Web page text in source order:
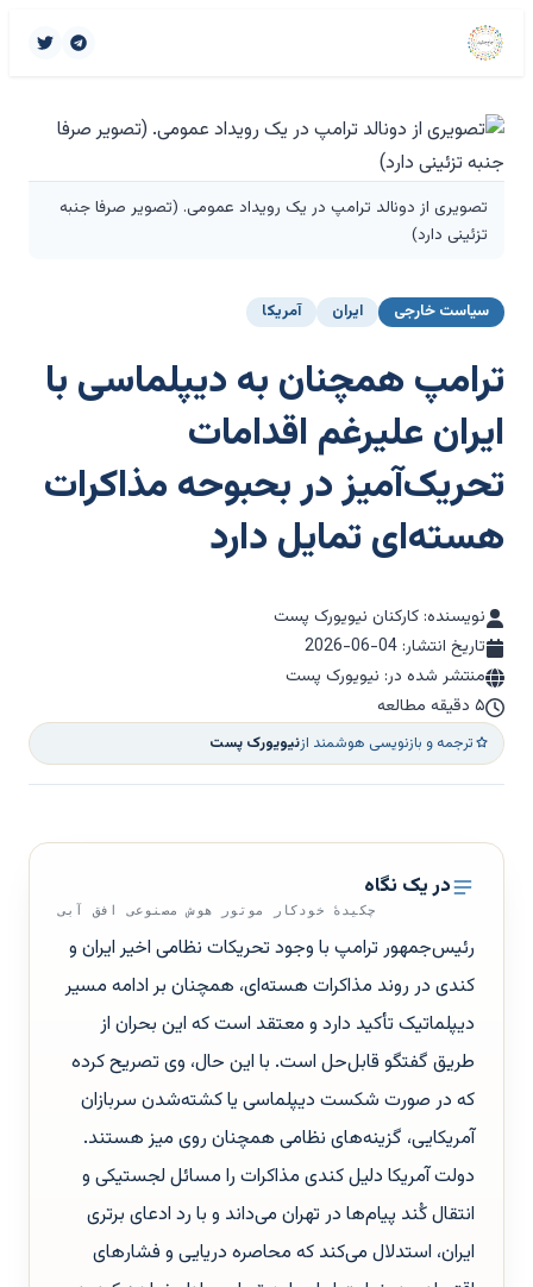
تصویری از دونالد ترامپ در یک رویداد عمومی. (تصویر صرفا جنبه
تزئینی دارد)
سیاست خارجی ایران آمریکا
ترامپ همچنان به دیپلماسی با
ایران علیرغم اقدامات
تحریک‌آمیز در بحبوحه مذاکرات
هسته‌ای تمایل دارد
نویسنده: کارکنان نیویورک پست
تاریخ انتشار: 2026-06-04
منتشر شده در: نیویورک پست
۵ دقیقه مطالعه
ترجمه و بازنویسی هوشمند ازنیویورک پست
در یک نگاه
چکیدهٔ خودکار موتور هوش مصنوعی افق آبی
رئیس‌جمهور ترامپ با وجود تحریکات نظامی اخیر ایران و
کندی در روند مذاکرات هسته‌ای، همچنان بر ادامه مسیر
دیپلماتیک تأکید دارد و معتقد است که این بحران از
طریق گفتگو قابل‌حل است. با این حال، وی تصریح کرده
که در صورت شکست دیپلماسی یا کشته‌شدن سربازان
آمریکایی، گزینه‌های نظامی همچنان روی میز هستند.
دولت آمریکا دلیل کندی مذاکرات را مسائل لجستیکی و
انتقال کُند پیام‌ها در تهران می‌داند و با رد ادعای برتری
ایران، استدلال می‌کند که محاصره دریایی و فشارهای